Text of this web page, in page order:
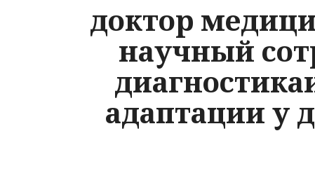
доктор
научный
адаптации у